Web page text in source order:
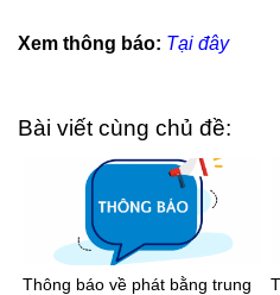
Xem thông báo: Tại đây
Bài viết cùng chủ đề:
Thông báo về phát bằng trung